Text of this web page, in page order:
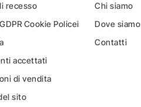
recesso
Cookie Policei
accettati
di vendita
sito
Chi siamo
Dove siamo
Contatti